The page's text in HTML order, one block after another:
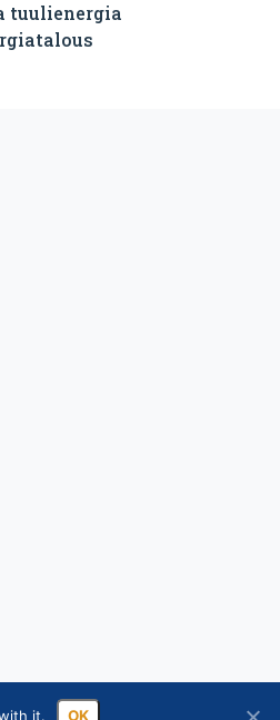
tuulienergia
it. OK